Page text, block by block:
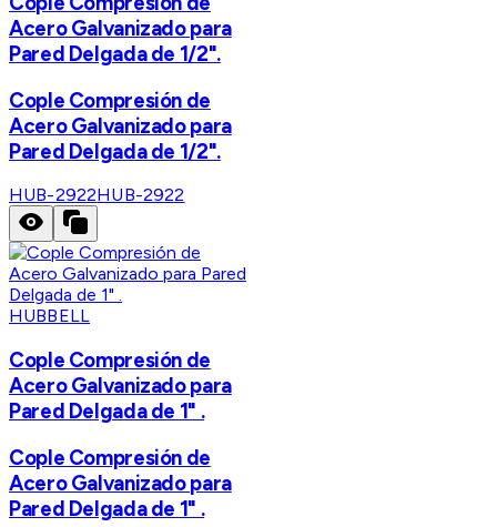
Acero Galvanizado para
Pared Delgada de 1/2".
Cople Compresión de
Acero Galvanizado para
Pared Delgada de 1/2".
HUB-2922HUB-2922
HUBBELL
Cople Compresión de
Acero Galvanizado para
Pared Delgada de 1" .
Cople Compresión de
Acero Galvanizado para
Pared Delgada de 1" .